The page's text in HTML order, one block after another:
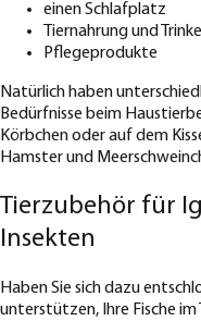
einen Schlafplatz
Tiernahrung und
Pflegeprodukte
Natürlich haben
Bedürfnisse beim
Körbchen oder auf dem
Hamster und
Tierzubehör für
Insekten
Haben Sie sich dazu
unterstützen, Ihre Fische im